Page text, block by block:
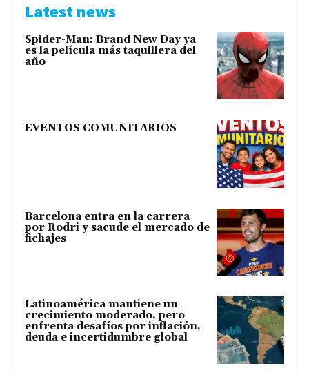
Latest news
Spider-Man: Brand New Day ya
es la película más taquillera del
año
EVENTOS COMUNITARIOS
Barcelona entra en la carrera
por Rodri y sacude el mercado de
fichajes
Latinoamérica mantiene un
crecimiento moderado, pero
enfrenta desafíos por inflación,
deuda e incertidumbre global